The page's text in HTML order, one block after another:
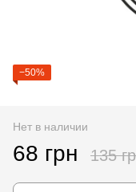
−50%
Нет в наличии
68 грн 135